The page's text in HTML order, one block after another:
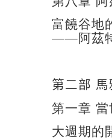
富饒谷地
——阿茲
第二部
第一章
大週期的